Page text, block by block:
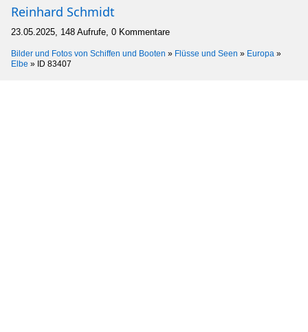
Reinhard Schmidt
23.05.2025, 148 Aufrufe, 0 Kommentare
Bilder und Fotos von Schiffen und Booten » Flüsse und Seen » Europa »
Elbe » ID 83407